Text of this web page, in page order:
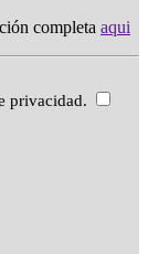
completa aqui
privacidad.